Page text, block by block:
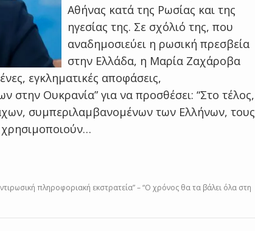
Αθήνας κατά της Ρωσίας και της
ηγεσίας της. Σε σχόλιό της, που
αναδημοσιεύει η ρωσική πρεσβεία
στην Ελλάδα, η Μαρία Ζαχάροβα
εγκληματικές αποφάσεις,
Ουκρανία” για να προσθέσει: “Στο τέλος,
συμπεριλαμβανομένων των Ελλήνων, τους
χρησιμοποιούν…
πληροφοριακή εκστρατεία” – “Ο χρόνος θα τα βάλει όλα στη